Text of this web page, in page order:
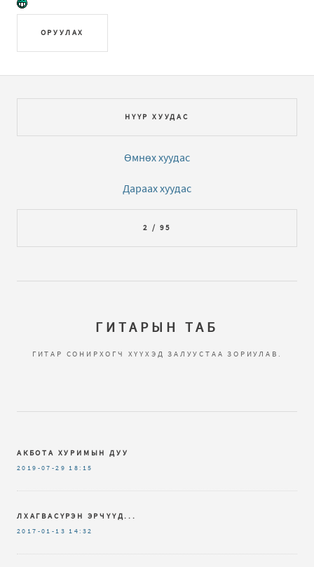
ОРУУЛАХ
НҮҮР ХУУДАС
Өмнөх хуудас
Дараах хуудас
2 / 95
ГИТАРЫН ТАБ
ГИТАР СОНИРХОГЧ ХҮҮХЭД ЗАЛУУСТАА ЗОРИУЛАВ.
АКБОТА ХУРИМЫН ДУУ
2019-07-29 18:15
ЛХАГВАСҮРЭН ЭРЧҮҮД...
2017-01-13 14:32